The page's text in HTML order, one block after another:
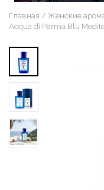
Главная Женские
Acqua di Parma Blu